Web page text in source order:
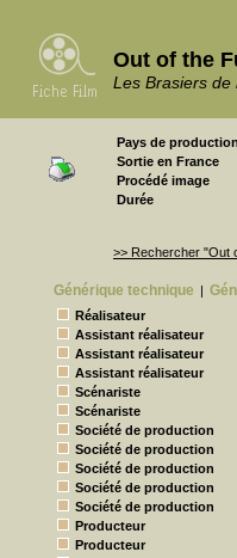
Out of the
Les Brasiers de
Pays de production
Sortie en France
Procédé image
Durée
>> Rechercher "Out
Générique technique |
Réalisateur
Assistant réalisateur
Assistant réalisateur
Assistant réalisateur
Scénariste
Scénariste
Société de production
Société de production
Société de production
Société de production
Société de production
Producteur
Producteur